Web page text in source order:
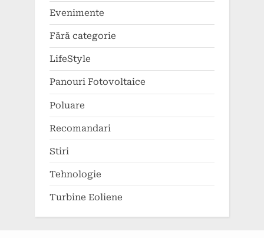
Evenimente
Fără categorie
LifeStyle
Panouri Fotovoltaice
Poluare
Recomandari
Stiri
Tehnologie
Turbine Eoliene